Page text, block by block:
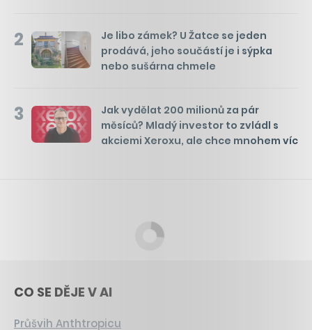
2
Je libo zámek? U Žatce se jeden
prodává, jeho součástí je i sýpka
nebo sušárna chmele
3
Jak vydělat 200 milionů za pár
měsíců? Mladý investor to zvládl s
akciemi Xeroxu, ale chce mnohem víc
CO SE DĚJE V AI
Průšvih Anthtropicu